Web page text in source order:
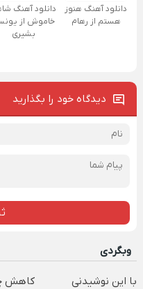
دانلود آهنگ هنوز
هستم از رهام
دانلود آهنگ
خاموش از
بشیری
دیدگاه خود را بگذارید
وبگردی
با این نوشیدنی
کاهش